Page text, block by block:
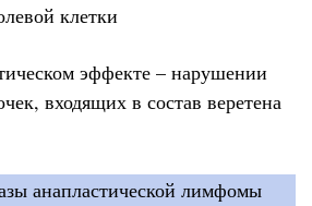
клетки
эффекте – нарушении
входящих в состав веретена
анапластической лимфомы